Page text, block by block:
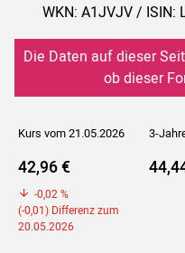
WKN: A1JVJV / ISIN:
Die Daten auf dieser
ob dieser
Kurs vom 21.05.2026 3-
42,96 €
-0,02 %
(-0,01) Differenz zum
20.05.2026